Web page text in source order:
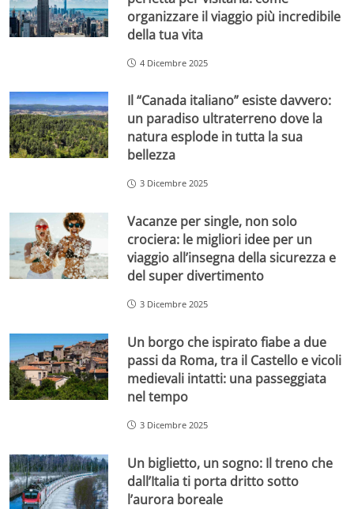
organizzare il viaggio più incredibile
della tua vita
4 Dicembre 2025
Il “Canada italiano” esiste davvero:
un paradiso ultraterreno dove la
natura esplode in tutta la sua
bellezza
3 Dicembre 2025
Vacanze per single, non solo
crociera: le migliori idee per un
viaggio all’insegna della sicurezza e
del super divertimento
3 Dicembre 2025
Un borgo che ispirato fiabe a due
passi da Roma, tra il Castello e vicoli
medievali intatti: una passeggiata
nel tempo
3 Dicembre 2025
Un biglietto, un sogno: Il treno che
dall’Italia ti porta dritto sotto
l’aurora boreale